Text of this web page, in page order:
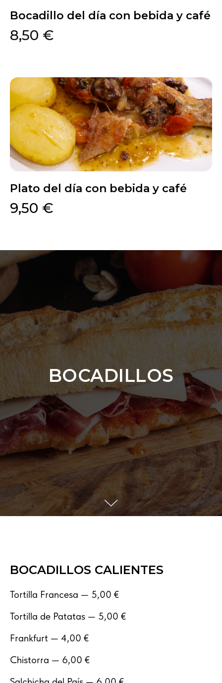
Bocadillo del día con bebida y café
8,50 €
Plato del día con bebida y café
9,50 €
BOCADILLOS
BOCADILLOS CALIENTES
Tortilla Francesa — 5,00 €
Tortilla de Patatas — 5,00 €
Frankfurt — 4,00 €
Chistorra — 6,00 €